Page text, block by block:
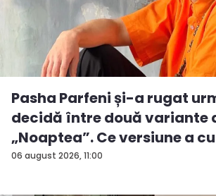
06 august 2026, 11:00
Pasha Parfeni și-a rugat
decidă între două variante
„Noaptea”. Ce versiune a